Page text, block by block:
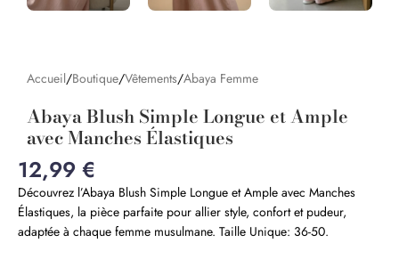
Accueil/Boutique/Vêtements/Abaya Femme
Abaya Blush Simple Longue et Ample
avec Manches Élastiques
12,99 €
Découvrez l’Abaya Blush Simple Longue et Ample avec Manches
Élastiques, la pièce parfaite pour allier style, confort et pudeur,
adaptée à chaque femme musulmane. Taille Unique: 36-50.